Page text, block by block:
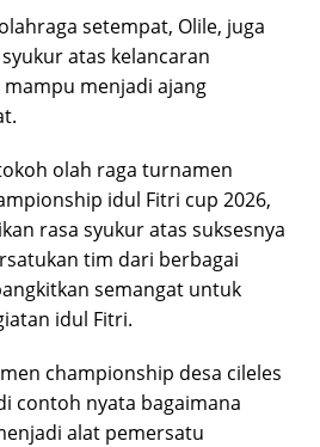
setempat, Olile, juga
atas kelancaran
menjadi ajang
olah raga turnamen
idul Fitri cup 2026,
rasa syukur atas suksesnya
tim dari berbagai
semangat untuk
idul Fitri.
championship desa cileles
contoh nyata bagaimana
alat pemersatu